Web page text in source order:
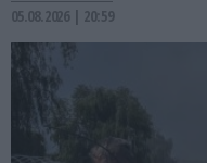
05.08.2026 | 20:59